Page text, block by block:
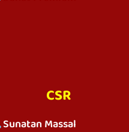
CSR
Sunatan Massal